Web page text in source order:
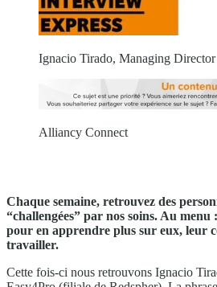
Ignacio Tirado, Managing Director
Alliancy Connect
Chaque semaine, retrouvez des
“challengées” par nos soins. Au menu
pour en apprendre plus sur eux, leur
travailler.
Cette fois-ci nous retrouvons Ignacio